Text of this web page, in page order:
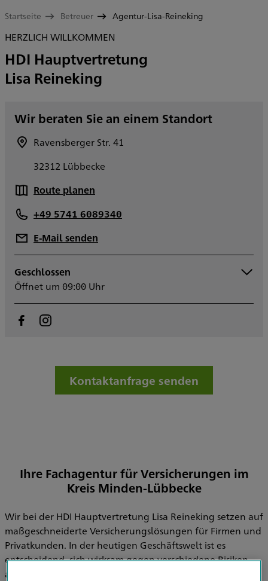
Startseite Betreuer Agentur-Lisa-Reineking
HERZLICH WILLKOMMEN
HDI Hauptvertretung
Lisa Reineking
Wir beraten Sie an einem Standort
Ravensberger Str. 41
32312 Lübbecke
Route planen
+49 5741 6089340
E-Mail senden
Geschlossen
Öffnet um 09:00 Uhr
Montag
Dienstag
Mittwoch
09:00 - 17:00
Donnerstag
Freitag
Kontaktanfrage senden
Ihre Fachagentur für Versicherungen im
Kreis Minden-Lübbecke
Wir bei der HDI Hauptvertretung Lisa Reineking setzen auf
maßgeschneiderte Versicherungslösungen für Firmen und
Privatkunden. In der heutigen Geschäftswelt ist es
entscheidend, sich wirksam gegen verschiedene Risiken
abzusichern und gleichzeitig finanzielle Stabilität zu